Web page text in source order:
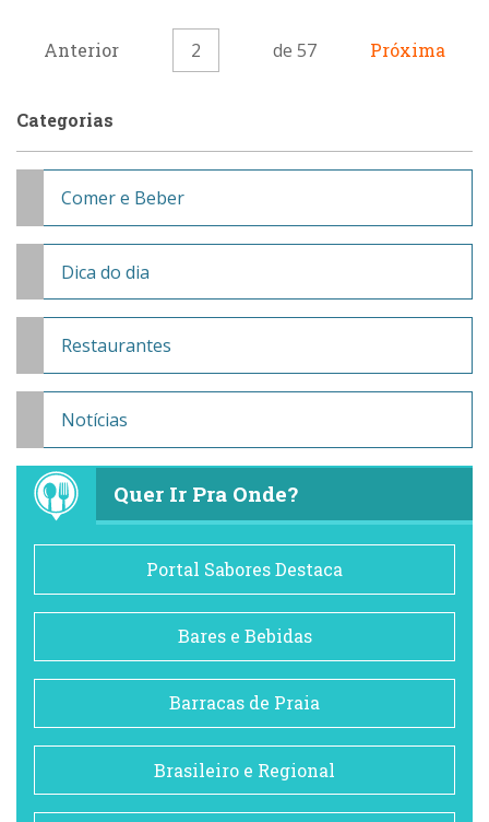
Anterior 2 de 57 Próxima
Categorias
Comer e Beber
Dica do dia
Restaurantes
Notícias
Quer Ir Pra Onde?
Portal Sabores Destaca
Bares e Bebidas
Barracas de Praia
Brasileiro e Regional